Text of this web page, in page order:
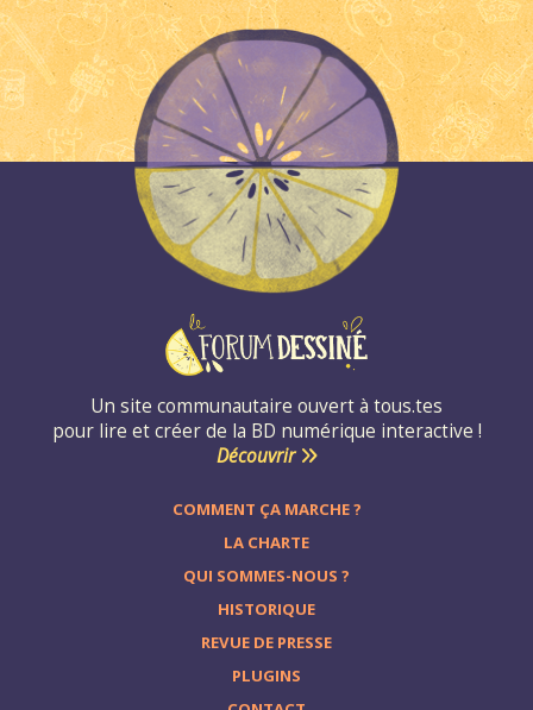
Un site communautaire ouvert à tous.tes
pour lire et créer de la BD numérique interactive !
Découvrir
COMMENT ÇA MARCHE ?
LA CHARTE
QUI SOMMES-NOUS ?
HISTORIQUE
REVUE DE PRESSE
PLUGINS